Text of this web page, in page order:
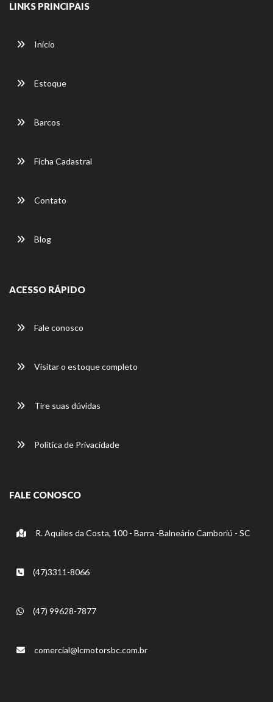
LINKS PRINCIPAIS
Início
Estoque
Barcos
Ficha Cadastral
Contato
Blog
ACESSO RÁPIDO
Fale conosco
Visitar o estoque completo
Tire suas dúvidas
Política de Privacidade
FALE CONOSCO
R. Aquiles da Costa, 100 - Barra -Balneário Camboriú - SC
(47)3311-8066
(47) 99628-7877
comercial@lcmotorsbc.com.br